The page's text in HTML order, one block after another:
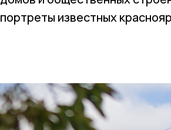
портреты известных